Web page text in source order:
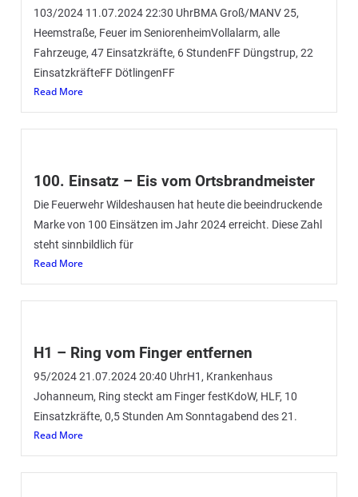
103/2024 11.07.2024 22:30 UhrBMA Groß/MANV 25,
Heemstraße, Feuer im SeniorenheimVollalarm, alle
Fahrzeuge, 47 Einsatzkräfte, 6 StundenFF Düngstrup, 22
EinsatzkräfteFF DötlingenFF
Read More
100. Einsatz – Eis vom Ortsbrandmeister
Die Feuerwehr Wildeshausen hat heute die beeindruckende
Marke von 100 Einsätzen im Jahr 2024 erreicht. Diese Zahl
steht sinnbildlich für
Read More
H1 – Ring vom Finger entfernen
95/2024 21.07.2024 20:40 UhrH1, Krankenhaus
Johanneum, Ring steckt am Finger festKdoW, HLF, 10
Einsatzkräfte, 0,5 Stunden Am Sonntagabend des 21.
Read More